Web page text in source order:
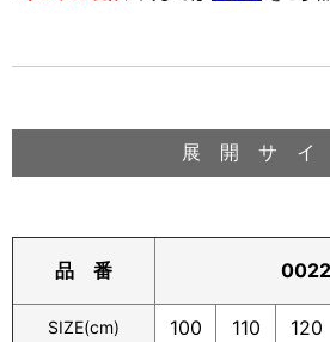
展 開 サ イ
品 番
SIZE(cm) 100 110 120